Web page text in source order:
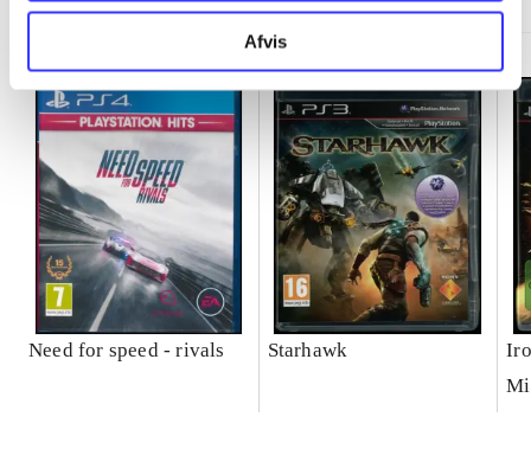
Afvis
Need for speed - rivals Starhawk